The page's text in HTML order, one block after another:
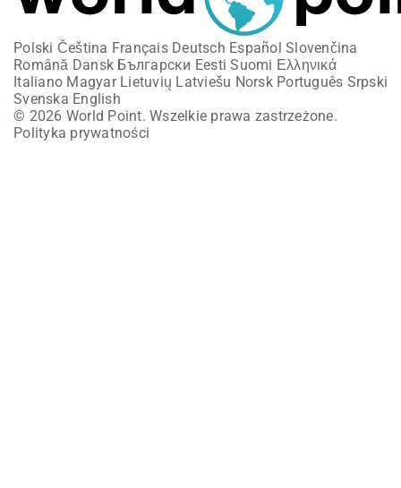
Polski Čeština Français Deutsch Español Slovenčina
Română Dansk Български Eesti Suomi Ελληνικά
Italiano Magyar Lietuvių Latviešu Norsk Português Srpski
Svenska English
© 2026 World Point. Wszelkie prawa zastrzeżone.
Polityka prywatności